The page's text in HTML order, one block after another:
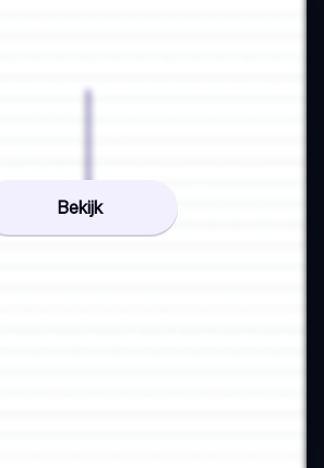
Bekijk